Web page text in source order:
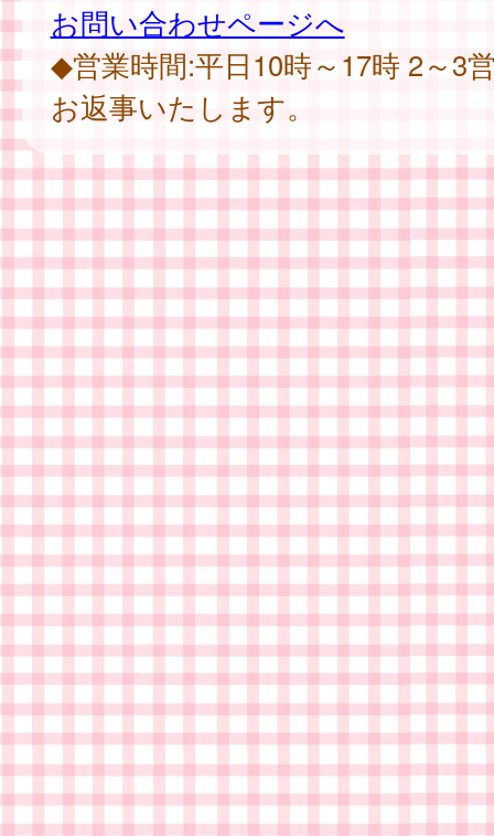
お問い合わせページへ
◆営業時間:平日10時～17時 2～3
お返事いたします。